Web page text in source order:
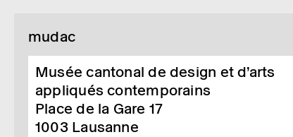
mudac
Musée cantonal de design et d’arts
appliqués contemporains
Place de la Gare 17
1003 Lausanne